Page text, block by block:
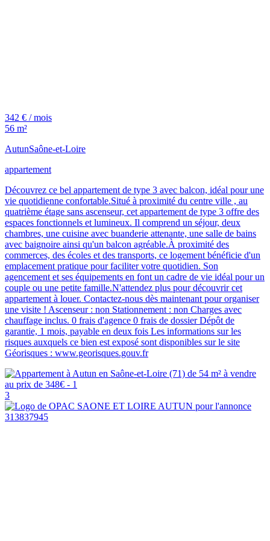
342 € / mois
56 m²
AutunSaône-et-Loire
appartement
Découvrez ce bel appartement de type 3 avec balcon, idéal pour une
vie quotidienne confortable.Situé à proximité du centre ville , au
quatrième étage sans ascenseur, cet appartement de type 3 offre des
espaces fonctionnels et lumineux. Il comprend un séjour, deux
chambres, une cuisine avec buanderie attenante, une salle de bains
avec baignoire ainsi qu'un balcon agréable.À proximité des
commerces, des écoles et des transports, ce logement bénéficie d'un
emplacement pratique pour faciliter votre quotidien. Son
agencement et ses équipements en font un cadre de vie idéal pour un
couple ou une petite famille.N'attendez plus pour découvrir cet
appartement à louer. Contactez-nous dès maintenant pour organiser
une visite ! Ascenseur : non Stationnement : non Charges avec
chauffage inclus. 0 frais d'agence 0 frais de dossier Dépôt de
garantie, 1 mois, payable en deux fois Les informations sur les
risques auxquels ce bien est exposé sont disponibles sur le site
Géorisques : www.georisques.gouv.fr
3